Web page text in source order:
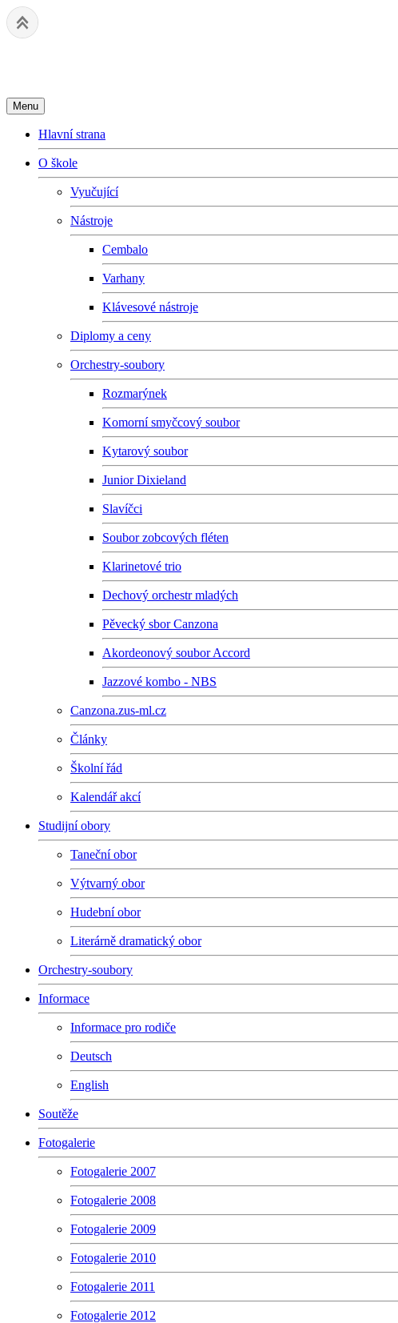
Menu
Hlavní strana
O škole
Vyučující
Nástroje
Cembalo
Varhany
Klávesové nástroje
Diplomy a ceny
Orchestry-soubory
Rozmarýnek
Komorní smyčcový soubor
Kytarový soubor
Junior Dixieland
Slavíčci
Soubor zobcových fléten
Klarinetové trio
Dechový orchestr mladých
Pěvecký sbor Canzona
Akordeonový soubor Accord
Jazzové kombo - NBS
Canzona.zus-ml.cz
Články
Školní řád
Kalendář akcí
Studijní obory
Taneční obor
Výtvarný obor
Hudební obor
Literárně dramatický obor
Orchestry-soubory
Informace
Informace pro rodiče
Deutsch
English
Soutěže
Fotogalerie
Fotogalerie 2007
Fotogalerie 2008
Fotogalerie 2009
Fotogalerie 2010
Fotogalerie 2011
Fotogalerie 2012